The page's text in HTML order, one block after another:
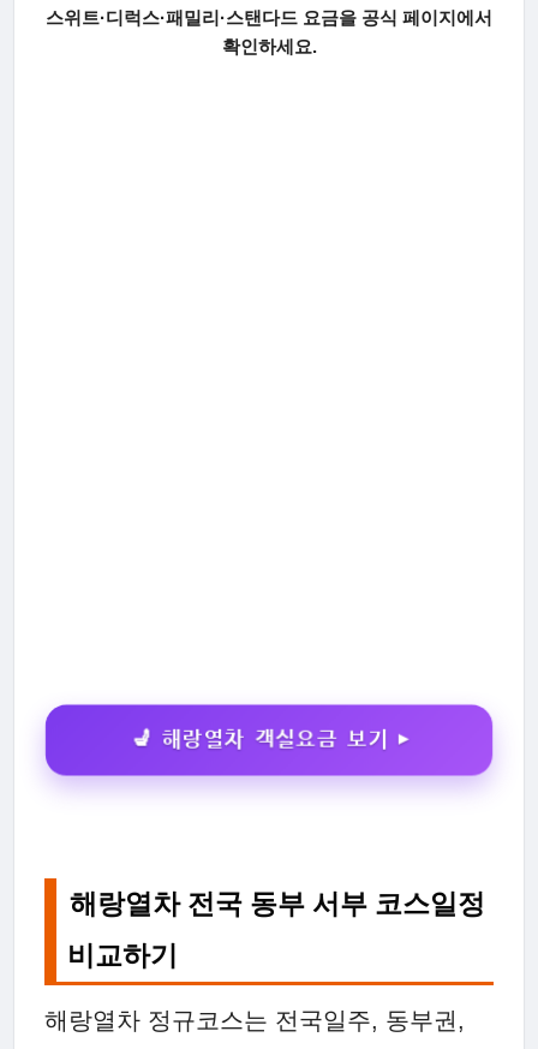
스위트·디럭스·패밀리·스탠다드 요금을 공식 페이지에서
확인하세요.
💺 해랑열차 객실요금 보기 ▶
해랑열차 전국 동부 서부 코스일정
비교하기
해랑열차 정규코스는 전국일주, 동부권,